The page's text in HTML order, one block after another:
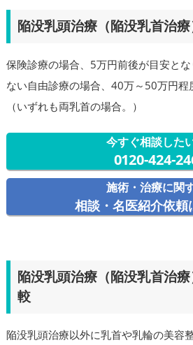
陥没乳頭治療（陥没乳首治
保険診療の場合、5万円前後が目安と
ない自由診療の場合、40万～50万円程
（いずれも両乳首の場合。）
今すぐ相談した
0120-424-
施術・治療に関
相談・名医紹介依頼
陥没乳頭治療（陥没乳首治
較
陥没乳頭治療以外に乳首や乳輪の美容